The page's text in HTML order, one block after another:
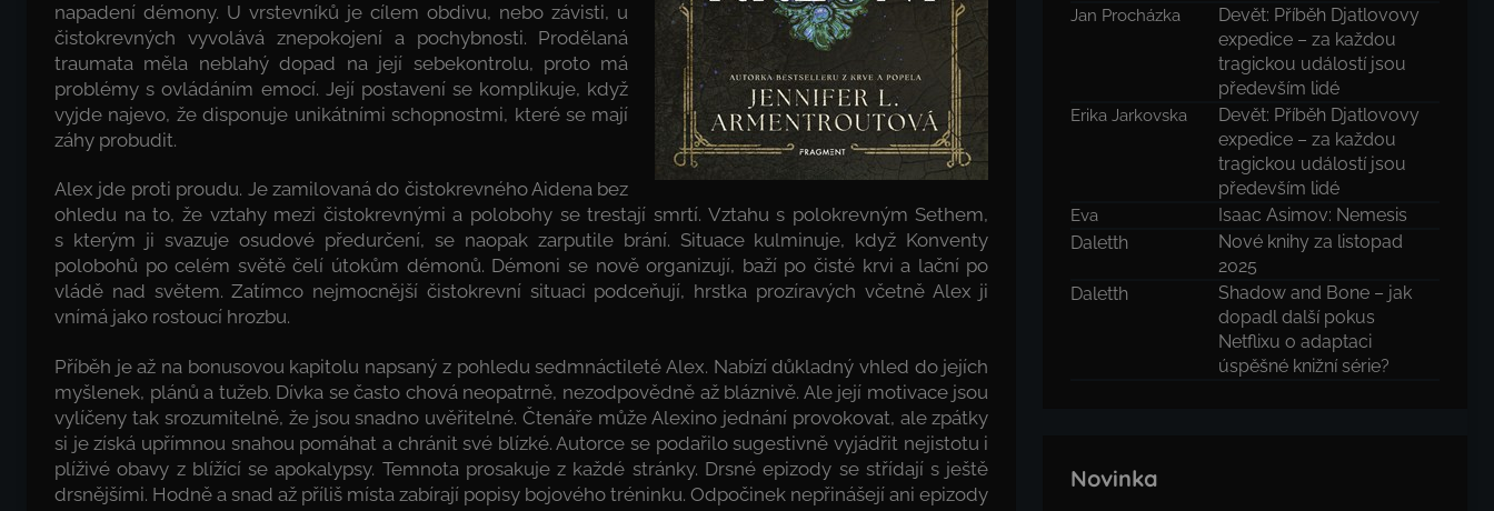
napadení démony. U vrstevníků je cílem obdivu, nebo závisti, u
čistokrevných vyvolává znepokojení a pochybnosti. Prodělaná
traumata měla neblahý dopad na její sebekontrolu, proto má
problémy s ovládáním emocí. Její postavení se komplikuje, když
vyjde najevo, že disponuje unikátními schopnostmi, které se mají
záhy probudit.
Alex jde proti proudu. Je zamilovaná do čistokrevného Aidena bez
ohledu na to, že vztahy mezi čistokrevnými a polobohy se trestají smrtí. Vztahu s polokrevným Sethem,
s kterým ji svazuje osudové předurčení, se naopak zarputile brání. Situace kulminuje, když Konventy
polobohů po celém světě čelí útokům démonů. Démoni se nově organizují, baží po čisté krvi a lační po
vládě nad světem. Zatímco nejmocnější čistokrevní situaci podceňují, hrstka prozíravých včetně Alex ji
vnímá jako rostoucí hrozbu.
Příběh je až na bonusovou kapitolu napsaný z pohledu sedmnáctileté Alex. Nabízí důkladný vhled do jejích
myšlenek, plánů a tužeb. Dívka se často chová neopatrně, nezodpovědně až bláznivě. Ale její motivace jsou
vylíčeny tak srozumitelně, že jsou snadno uvěřitelné. Čtenáře může Alexino jednání provokovat, ale zpátky
si je získá upřímnou snahou pomáhat a chránit své blízké. Autorce se podařilo sugestivně vyjádřit nejistotu i
plíživé obavy z blížící se apokalypsy. Temnota prosakuje z každé stránky. Drsné epizody se střídají s ještě
drsnějšími. Hodně a snad až příliš místa zabírají popisy bojového tréninku. Odpočinek nepřinášejí ani epizody
Jan Procházka
Devět: Příběh Djatlovovy
expedice – za každou
tragickou událostí jsou
především lidé
Erika Jarkovska
Devět: Příběh Djatlovovy
expedice – za každou
tragickou událostí jsou
především lidé
Eva
Isaac Asimov: Nemesis
Daletth
Nové knihy za listopad
2025
Daletth
Shadow and Bone – jak
dopadl další pokus
Netflixu o adaptaci
úspěšné knižní série?
Novinka